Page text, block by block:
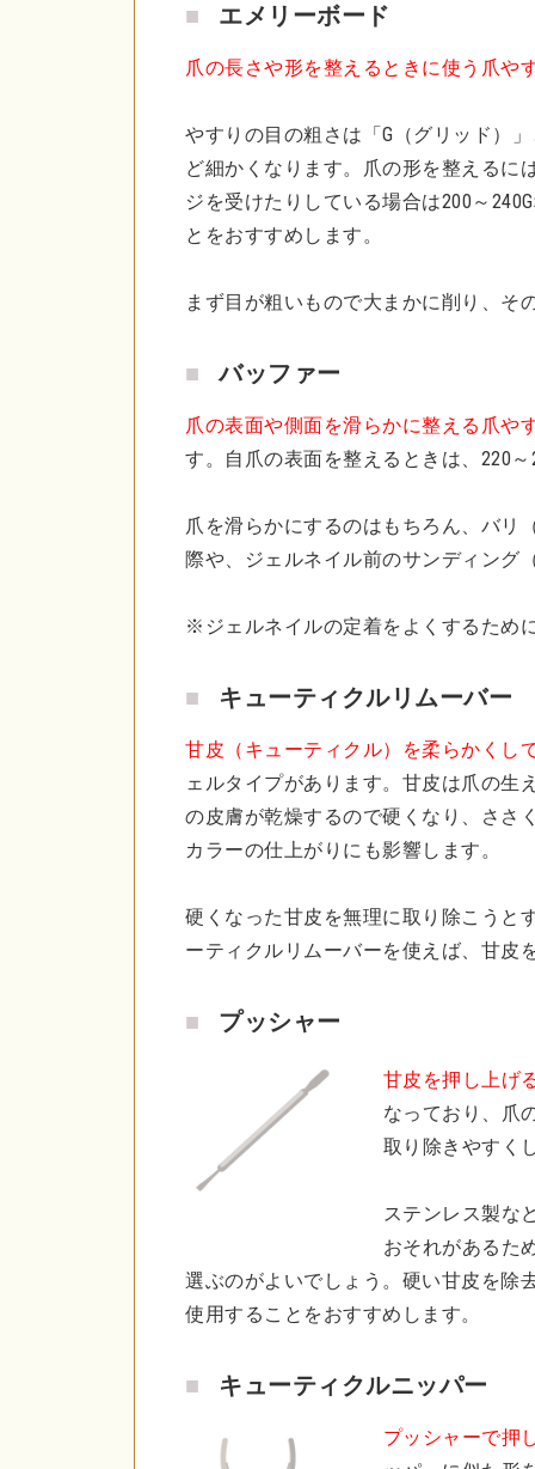
エメリーボード
爪の長さや形を整えるときに使う爪や
やすりの目の粗さは「G（グリッド）
ど細かくなります。爪の形を整えるに
ジを受けたりしている場合は200～
とをおすすめします。
まず目が粗いもので大まかに削り、そ
バッファー
爪の表面や側面を滑らかに整える爪や
す。自爪の表面を整えるときは、220
爪を滑らかにするのはもちろん、バリ
際や、ジェルネイル前のサンディング
※ジェルネイルの定着をよくするため
キューティクルリムーバー
甘皮（キューティクル）を柔らかくし
ェルタイプがあります。甘皮は爪の生
の皮膚が乾燥するので硬くなり、ささ
カラーの仕上がりにも影響します。
硬くなった甘皮を無理に取り除こうと
ーティクルリムーバーを使えば、甘皮
プッシャー
甘皮を押し上げ
なっており、爪
取り除きやすく
ステンレス製な
おそれがあるた
選ぶのがよいでしょう。硬い甘皮を除
使用することをおすすめします。
キューティクルニッパー
プッシャーで押